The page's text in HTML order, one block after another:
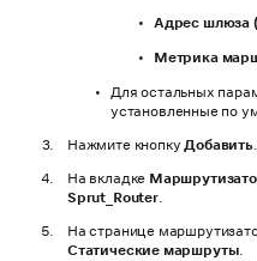
Адрес шлюза
Метрика
Для остальных
установленные по
Нажмите кнопкуДобавить.
На вкладке
Sprut_Router.
На странице
Статические маршруты.